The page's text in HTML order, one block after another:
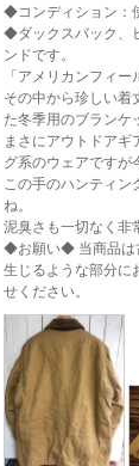
◆コンディション：
◆ダックスバック、
ンドです。
「アメリカンフィ
その中から珍しい着
た冬季用のブランケ
まさにアウトドアギ
グ系のウェアですが
この手のハンティン
ね。
泥臭さも一切なく非
◆お願い◆ 当商品は
生じるような部分に
せください。